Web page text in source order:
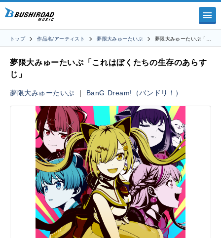
トップ 作品名/アーティスト 夢限大みゅーたいぷ 夢限大みゅーたいぷ「…
夢限大みゅーたいぷ「これはぼくたちの生存のあらす
じ」
夢限大みゅーたいぷ ｜ BanG Dream!（バンドリ！）